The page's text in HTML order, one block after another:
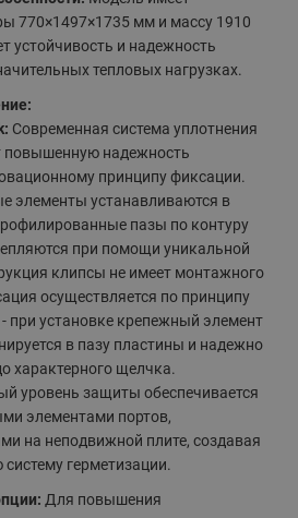
770×1497×1735 мм и массу 1910
устойчивость и надежность
тепловых нагрузках.
Современная система уплотнения
повышенную надежность
принципу фиксации.
элементы устанавливаются в
пазы по контуру
при помощи уникальной
клипсы не имеет монтажного
осуществляется по принципу
при установке крепежный элемент
в пазу пластины и надежно
характерного щелчка.
уровень защиты обеспечивается
элементами портов,
на неподвижной плите, создавая
герметизации.
Для повышения